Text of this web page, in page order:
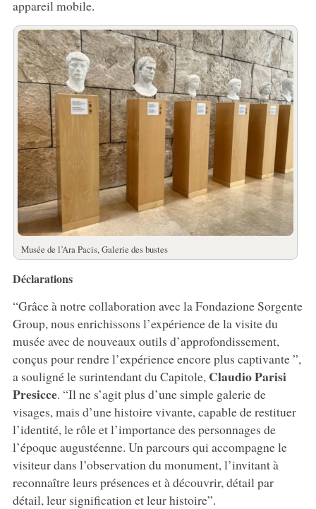
appareil mobile.
Musée de l’Ara Pacis, Galerie des bustes
Déclarations
“Grâce à notre collaboration avec la Fondazione Sorgente
Group, nous enrichissons l’expérience de la visite du
musée avec de nouveaux outils d’approfondissement,
conçus pour rendre l’expérience encore plus captivante ”,
a souligné le surintendant du Capitole, ClaudioParisi
Presicce. “Il ne s’agit plus d’une simple galerie de
visages, mais d’une histoire vivante, capable de restituer
l’identité, le rôle et l’importance des personnages de
l’époque augustéenne. Un parcours qui accompagne le
visiteur dans l’observation du monument, l’invitant à
reconnaître leurs présences et à découvrir, détail par
détail, leur signification et leur histoire”.